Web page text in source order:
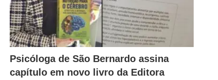
Psicóloga de São Bernardo assina
capítulo em novo livro da Editora